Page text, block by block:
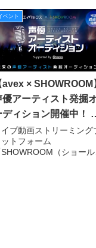
ズ「キューポッシュ」の
として、高校戦車道の強
、黒森峰女学園の隊長「
ほ」を2016年10月に発
する。
ベント
avex × SHOWROOM
優アーティスト発掘
ディション開催中！
番組審査進出者が決
イブ動画ストリーミング
ットフォーム
SHOWROOM（ショール